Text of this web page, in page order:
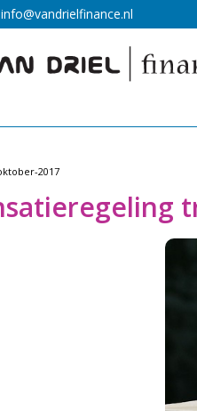
info@vandrielfinance.nl
2017